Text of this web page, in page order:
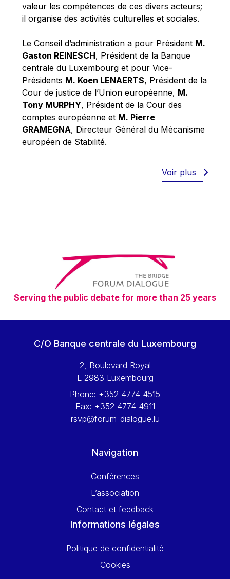
Paolo Mengozzi
Paschal Donohoe
Pat Cox
Patrizia Nanz
Philippe Maystadt
Pierre Gramegna
Richard Pelly
Robert Goebbels
Robert REYNDERS
Timothy Radcliffe
Vaclav Klaus
Vassilios Skouris
Vítor Manuel da Silva Caldeira
Viviane Reding
Walter Hagg
Wolfgang Ketterle
Yossi Beillin
Yves FRANCHET
valeur les compétences de ces divers acteurs;
il organise des activités culturelles et sociales.
Le Conseil d’administration a pour Président M.
Gaston REINESCH, Président de la Banque
centrale du Luxembourg et pour Vice-
Présidents M. Koen LENAERTS, Président de la
Cour de justice de l’Union européenne, M.
Tony MURPHY, Président de la Cour des
comptes européenne et M. Pierre
GRAMEGNA, Directeur Général du Mécanisme
européen de Stabilité.
Voir plus
Serving the public debate for more than 25 years
C/O Banque centrale du Luxembourg
2, Boulevard Royal
L-2983 Luxembourg
Phone: +352 4774 4515
Fax: +352 4774 4911
rsvp@forum-dialogue.lu
Navigation
Conférences
L’association
Contact et feedback
Informations légales
Politique de confidentialité
Cookies